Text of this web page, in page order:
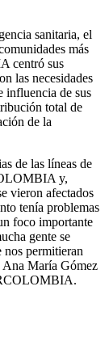
sanitaria, el
más
centró sus
las necesidades
influencia de sus
total de
de la
de las líneas de
y,
vieron afectados
tenía problemas
foco importante
gente se
nos permitieran
Ana María Gómez